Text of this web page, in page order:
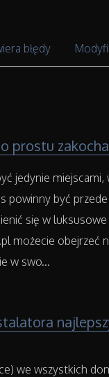
błędy
prostu
jedynie
powinny być
się w
możecie obejrzeć
w swo...
we wszystkich